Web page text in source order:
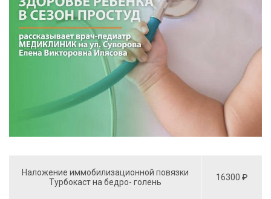
Наложение иммобилизационной повязки
Турбокаст на бедро- голень
16300 ₽